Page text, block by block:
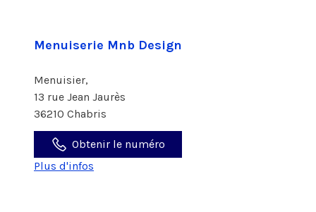
Menuiserie Mnb Design
Menuisier,
13 rue Jean Jaurès
36210 Chabris
Obtenir le numéro
Plus d'infos